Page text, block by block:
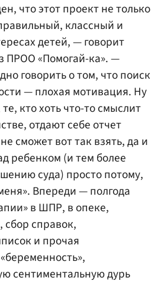
что этот проект не только
классный и
детей, — говорит
ПРОО «Помогай-ка». —
говорить о том, что поиск
— плохая мотивация. Ну
кто хоть что-то смыслит
отдают себе отчет
сможет вот так взять, да и
ребенком (и тем более
суда) просто потому,
Впереди — полгода
в ШПР, в опеке,
справок,
и прочая
сентиментальную дурь